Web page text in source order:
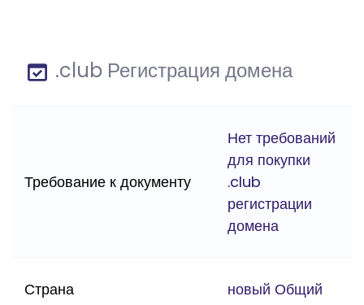
.club Регистрация домена
Требование к документу
Нет требований
для покупки
.club
регистрации
домена
Страна новый Общий